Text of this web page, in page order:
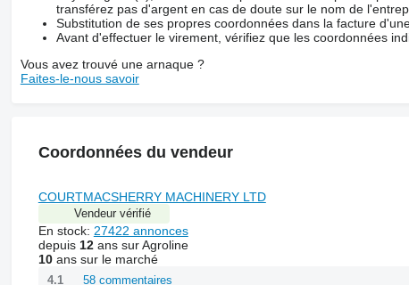
transférez pas d'argent en cas de doute sur le nom de
Substitution de ses propres coordonnées dans la facture
Avant d'effectuer le virement, vérifiez que les coordonnées
Vous avez trouvé une arnaque ?
Faites-le-nous savoir
Coordonnées du vendeur
COURTMACSHERRY MACHINERY LTD
Vendeur vérifié
En stock: 27422 annonces
depuis 12ans sur Agroline
10ans sur le marché
4.1 58 commentaires